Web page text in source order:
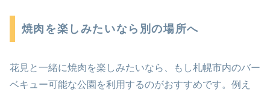
焼肉を楽しみたいなら別の場所へ
花見と一緒に焼肉を楽しみたいなら、もし札幌市内のバー
ベキュー可能な公園を利用するのがおすすめです。例え